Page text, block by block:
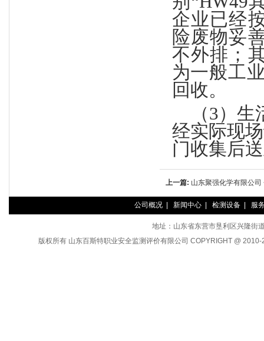
企业已经
险废物妥
不外排；
为一般工
回收。
（3）生
经实际现
门收集后
上一篇: 山东聚强化学有限公
公司概况| 新闻中心| 检测设备| 服
地址：山东省东营市垦利区兴隆街
版权所有 山东百斯特职业安全监测评价有限公司 COPYRIGHT @